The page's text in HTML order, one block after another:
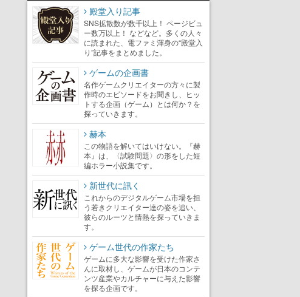
殿堂入り記事
SNS拡散数が数千以上！ ページビュ
ー数万以上！ などなど。多くの人々
に読まれた、電ファミ渾身の“殿堂入
り”記事をまとめました。
ゲームの企画書
名作ゲームクリエイターの方々に製
作時のエピソードをお聞きし、ヒッ
トする企画（ゲーム）とは何か？を
探っていきます。
赫本
この物語を解いてはいけない。『赫
本』は、〈試験問題〉の形をした短
編ホラー小説集です。
新世代に訊く
これからのデジタルゲーム市場を担
う若きクリエイター達の姿を追い、
彼らのルーツと情熱を探っていきま
す。
ゲーム世代の作家たち
ゲームに多大な影響を受けた作家さ
んに取材し、ゲームが日本のコンテ
ンツ産業やカルチャーに与えた影響
を探る企画です。